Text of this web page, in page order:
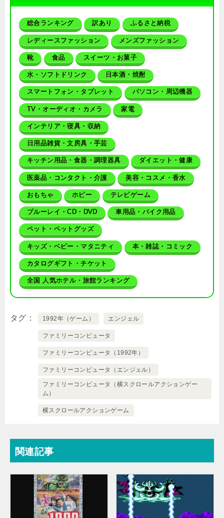
総合ランキング 訳あり ふるさと納税
レディースファッション メンズファッション
靴 食品 スイーツ・お菓子
水・ソフトドリンク 日本酒・焼酎
スマートフォン・タブレット パソコン・周辺機器
TV・オーディオ・カメラ 家電
インテリア・寝具・収納
日用品雑貨・文房具・手芸
キッチン用品・食器・調理器具 ダイエット・健康
医薬品・コンタクト・介護 美容・コスメ・香水
おもちゃ ホビー テレビゲーム
ブルーレイ・CD・DVD 車用品・バイク用品
ペット・ペットグッズ
キッズ・ベビー・マタニティ 本・雑誌・コミック
カタログギフト・チケット
全国 人気ホテル・旅館ランキング
タグ 1992年（ゲーム） エンジェル
ファミリーコンピュータ
ファミリーコンピュータ（1992年）
ファミリーコンピュータ（エンジェル）
ファミリーコンピュータ（横スクロールアクションゲー
ム）
横スクロールアクションゲーム
関連記事